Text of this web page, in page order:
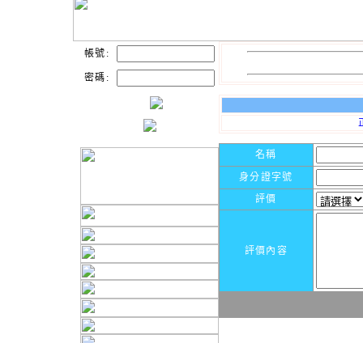
帳號:
密碼:
名稱
身分證字號
評價
評價內容